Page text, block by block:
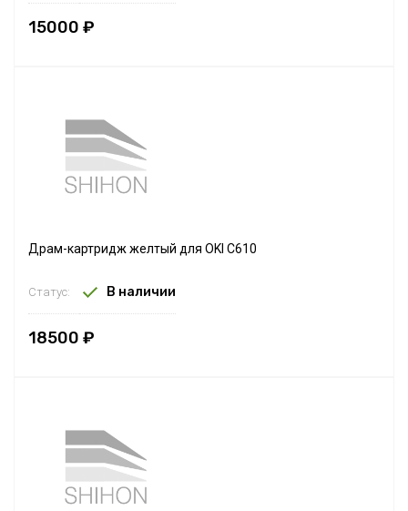
15000 ₽
Драм-картридж желтый для OKI C610
Статус: В наличии
18500 ₽